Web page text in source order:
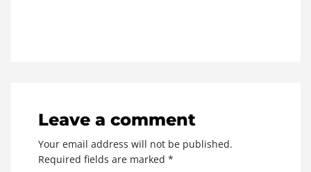
Leave a comment
Your email address will not be published.
Required fields are marked *